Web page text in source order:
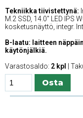
Tekniikka tiivistettynä:
M.2 SSD, 14.0'' LED IPS
kosketusnäyttö, integr.
B-laatu: laitteen
käytönjälkiä.
Varastosaldo: 2 kpl |